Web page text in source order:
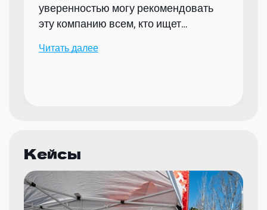
уверенностью могу рекомендовать
эту компанию всем, кто ищет
мероприятий.
Читать далее
Кейсы